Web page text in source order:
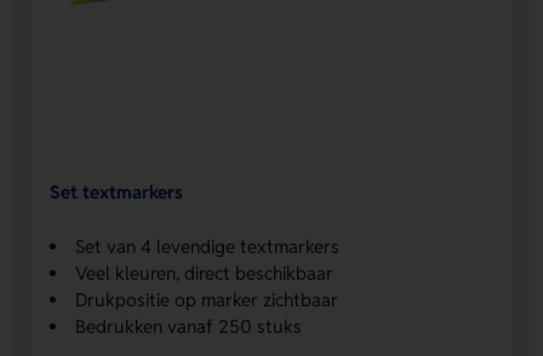
Set textmarkers
Set van 4 levendige textmarkers
Veel kleuren, direct beschikbaar
Drukpositie op marker zichtbaar
Bedrukken vanaf 250 stuks